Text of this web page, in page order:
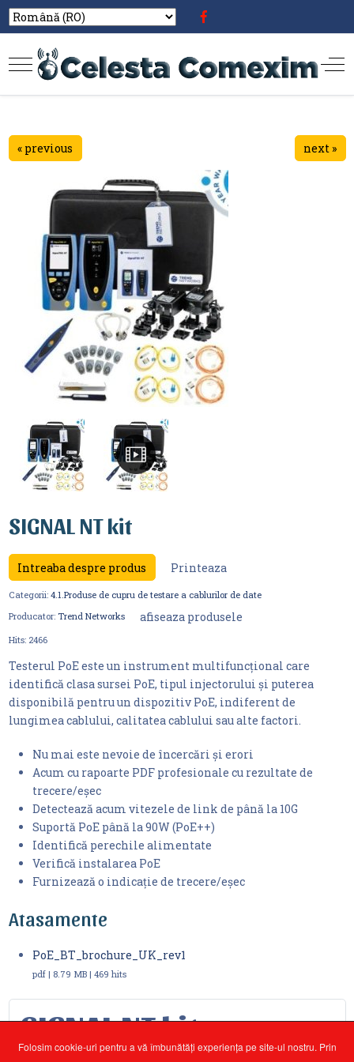
« previous next »
SIGNAL NT kit
Intreaba despre produs Printeaza
Categorii: 4.1.Produse de cupru de testare a cablurilor de date
Producator: Trend Networks afiseaza produsele
Hits: 2466
Testerul PoE este un instrument multifuncțional care
identifică clasa sursei PoE, tipul injectorului și puterea
disponibilă pentru un dispozitiv PoE, indiferent de
lungimea cablului, calitatea cablului sau alte factori.
Nu mai este nevoie de încercări și erori
Acum cu rapoarte PDF profesionale cu rezultate de
trecere/eșec
Detectează acum vitezele de link de până la 10G
Suportă PoE până la 90W (PoE++)
Identifică perechile alimentate
Verifică instalarea PoE
Furnizează o indicație de trecere/eșec
Atasamente
PoE_BT_brochure_UK_rev1
pdf | 8.79 MB | 469 hits
SIGNAL NT kit
Folosim cookie-uri pentru a vă îmbunătăți experiența pe site-ul nostru. Prin